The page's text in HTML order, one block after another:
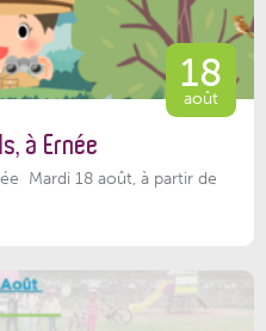
18
août
à Ernée
Mardi 18 août, à partir de